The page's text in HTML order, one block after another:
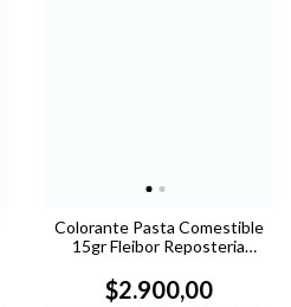
Colorante Pasta Comestible
15gr Fleibor Reposteria
$2.900,00